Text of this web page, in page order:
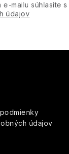
e-mailu súhlasíte s
údajov
údajov